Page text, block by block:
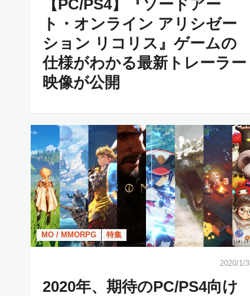
【PC/PS4】『ソードアー
ト・オンライン アリシゼー
ション リコリス』ゲームの
仕様がわかる最新トレーラー
映像が公開
MO / MMORPG 特集
2020/1/3
2020年、期待のPC/PS4向け